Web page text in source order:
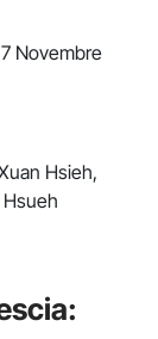
7 Novembre
Hsieh,